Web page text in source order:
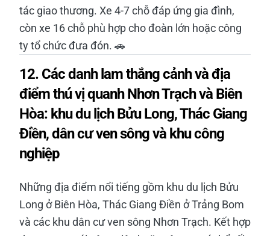
tác giao thương. Xe 4-7 chỗ đáp ứng gia đình,
còn xe 16 chỗ phù hợp cho đoàn lớn hoặc công
ty tổ chức đưa đón. 🚗
12. Các danh lam thắng cảnh và địa
điểm thú vị quanh Nhơn Trạch và Biên
Hòa: khu du lịch Bửu Long, Thác Giang
Điền, dân cư ven sông và khu công
nghiệp
Những địa điểm nổi tiếng gồm khu du lịch Bửu
Long ở Biên Hòa, Thác Giang Điền ở Trảng Bom
và các khu dân cư ven sông Nhơn Trạch. Kết hợp